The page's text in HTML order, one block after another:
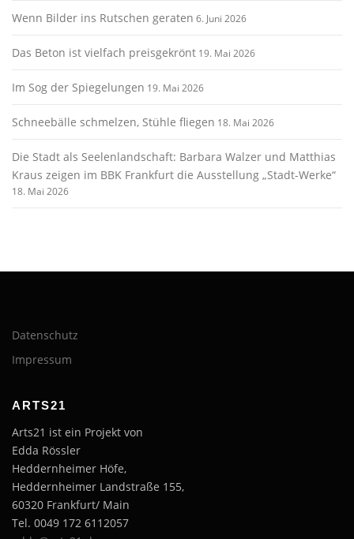
Wenn Bilder ins Rutschen geraten 6. Juni 2026
Das Beton ist vielfach preisgekrönt 19. Mai 2026
Im Sog der Spiegelungen 19. Mai 2026
Schneebälle schmelzen, Stühle fliegen 18. Mai 2026
Die Stadt als Seelenlandschaft: Barbara Walzer und Matthias
Kraus zeigen im BBK Frankfurt die Ausstellung „Stadt-Werke“
18. Mai 2026
Datenschutz
Impressum
ARTS21
Arts21 ist ein Projekt von
Edda Rössler
Heddernheimer Höfe,
Heddernheimer Landstraße 155,
60320 Frankfurt/ Main
Tel. 0049 172 6112057